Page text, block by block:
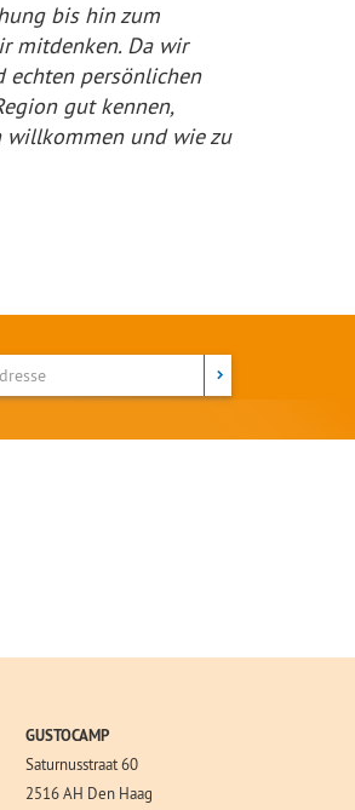
bis hin zum
mitdenken. Da wir
echten persönlichen
gut kennen,
willkommen und wie zu
GUSTOCAMP
Saturnusstraat 60
2516 AH Den Haag